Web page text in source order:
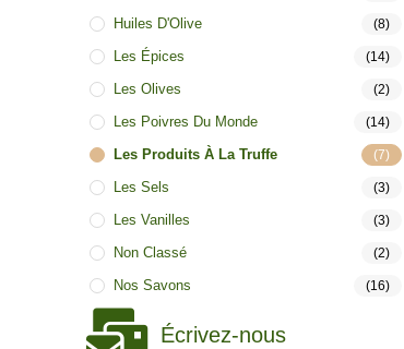
Huiles D'Olive (8)
Les Épices (14)
Les Olives (2)
Les Poivres Du Monde (14)
Les Produits À La Truffe (7)
Les Sels (3)
Les Vanilles (3)
Non Classé (2)
Nos Savons (16)
Écrivez-nous